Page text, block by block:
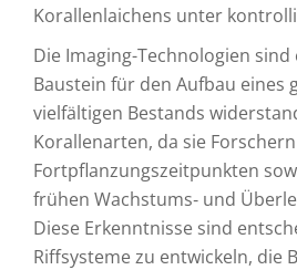
Korallenlaichens unter
Die Imaging-Technologien
Baustein für den Aufbau eines
vielfältigen Bestands
Korallenarten, da sie
Fortpflanzungszeitpunkten
frühen Wachstums‑ und
Diese Erkenntnisse sind
Riffsysteme zu entwickeln, die